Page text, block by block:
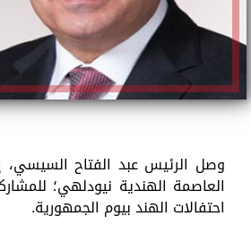
وصل الرئيس عبد الفتاح
العاصمة الهندية نيودلهي؛
احتفالات الهند بيوم الجمهورية.